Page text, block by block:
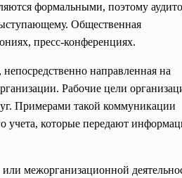
формальными, поэтому
Общественная
пресс-конференциях.
направленная на
Рабочие цели
Примерами такой коммуникации
учета, которые передают
или межорганизационной